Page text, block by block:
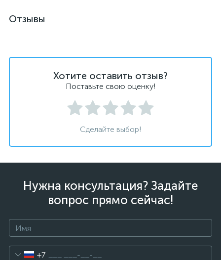
Отзывы
Хотите оставить отзыв?
Поставьте свою оценку!
Сделайте выбор!
Нужна консультация? Задайте
вопрос прямо сейчас!
+7